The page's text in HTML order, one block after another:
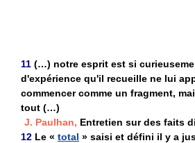
11 (…) notre esprit est si
d'expérience qu'il recueille ne lui
commencer comme un fragment,
tout (…)
J. Paulhan, Entretien sur des faits
12 Le « total » saisi et défini il y a